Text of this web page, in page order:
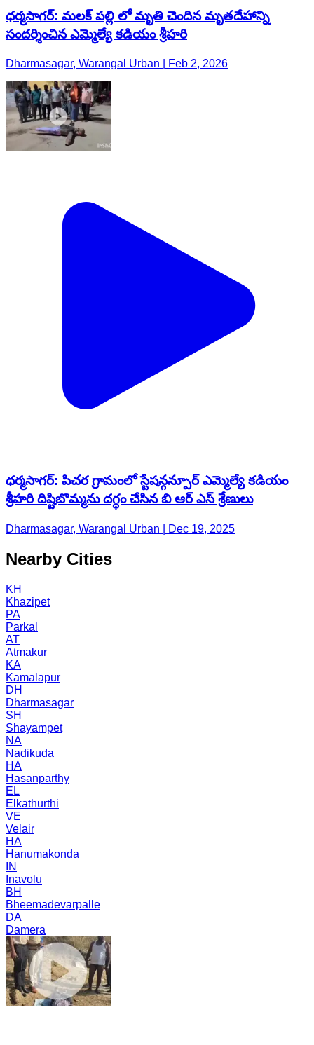
ధర్మసాగర్: మలక్ పల్లి లో మృతి చెందిన మృతదేహాన్ని
సందర్శించిన ఎమ్మెల్యే కడియం శ్రీహరి
Dharmasagar, Warangal Urban | Feb 2, 2026
ధర్మసాగర్: పిచర గ్రామంలో స్టేషన్గన్పూర్ ఎమ్మెల్యే కడియం
శ్రీహరి దిష్టిబొమ్మను దగ్ధం చేసిన బి ఆర్ ఎస్ శ్రేణులు
Dharmasagar, Warangal Urban | Dec 19, 2025
Nearby Cities
KH
Khazipet
PA
Parkal
AT
Atmakur
KA
Kamalapur
DH
Dharmasagar
SH
Shayampet
NA
Nadikuda
HA
Hasanparthy
EL
Elkathurthi
VE
Velair
HA
Hanumakonda
IN
Inavolu
BH
Bheemadevarpalle
DA
Damera